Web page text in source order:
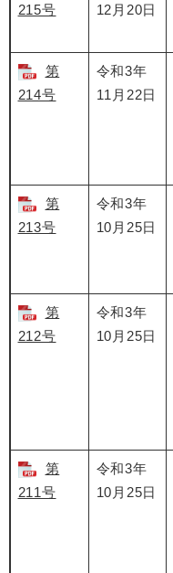
215号
12月20日
第
214号
令和3年
11月22日
第
213号
令和3年
10月25日
第
212号
令和3年
10月25日
第
211号
令和3年
10月25日